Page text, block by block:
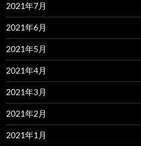
2021年7月
2021年6月
2021年5月
2021年4月
2021年3月
2021年2月
2021年1月